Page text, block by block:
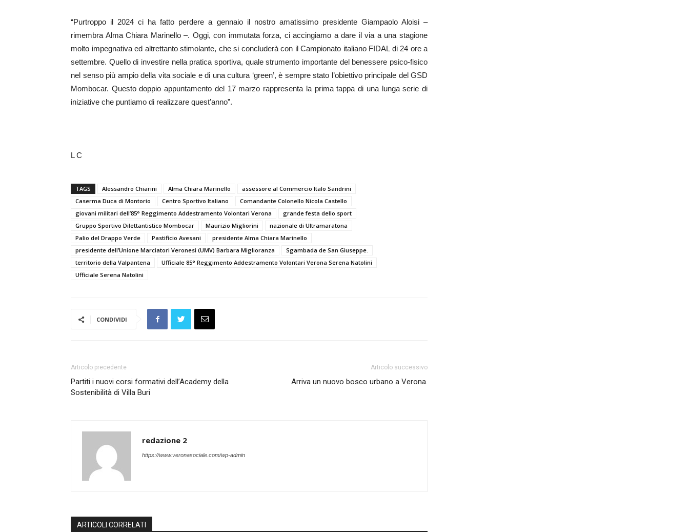
“Purtroppo il 2024 ci ha fatto perdere a gennaio il nostro amatissimo presidente Giampaolo Aloisi –
rimembra Alma Chiara Marinello –. Oggi, con immutata forza, ci accingiamo a dare il via a una stagione
molto impegnativa ed altrettanto stimolante, che si concluderà con il Campionato italiano FIDAL di 24 ore a
settembre. Quello di investire nella pratica sportiva, quale strumento importante del benessere psico-fisico
nel senso più ampio della vita sociale e di una cultura ‘green’, è sempre stato l’obiettivo principale del GSD
Mombocar. Questo doppio appuntamento del 17 marzo rappresenta la prima tappa di una lunga serie di
iniziative che puntiamo di realizzare quest’anno”.
L C
TAGS Alessandro Chiarini Alma Chiara Marinello
assessore al Commercio Italo Sandrini
Caserma Duca di Montorio
Centro Sportivo Italiano
Comandante Colonello Nicola Castello
giovani militari dell’85° Reggimento Addestramento Volontari Verona
grande festa dello sport
Gruppo Sportivo Dilettantistico Mombocar
Maurizio Migliorini
nazionale di Ultramaratona
Palio del Drappo Verde
Pastificio Avesani
presidente Alma Chiara Marinello
presidente dell’Unione Marciatori Veronesi (UMV) Barbara Miglioranza
Sgambada de San Giuseppe.
territorio della Valpantena
Ufficiale 85° Reggimento Addestramento Volontari Verona Serena Natolini
Ufficiale Serena Natolini
CONDIVIDI
Articolo precedente
Partiti i nuovi corsi formativi dell’Academy della
Sostenibilità di Villa Buri
Articolo successivo
Arriva un nuovo bosco urbano a Verona.
redazione 2
https://www.veronasociale.com/wp-admin
ARTICOLI CORRELATI